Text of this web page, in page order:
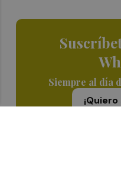
Siempre al día